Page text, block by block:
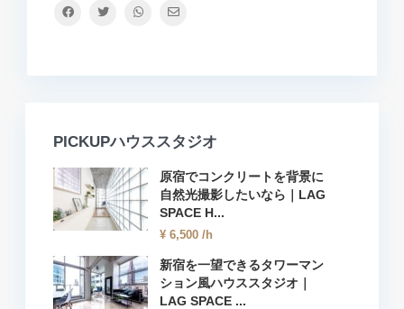
PICKUPハウススタジオ
原宿でコンクリートを背景に
自然光撮影したいなら｜LAG
SPACE H...
¥ 6,500 /h
新宿を一望できるタワーマン
ション風ハウススタジオ｜
LAG SPACE ...